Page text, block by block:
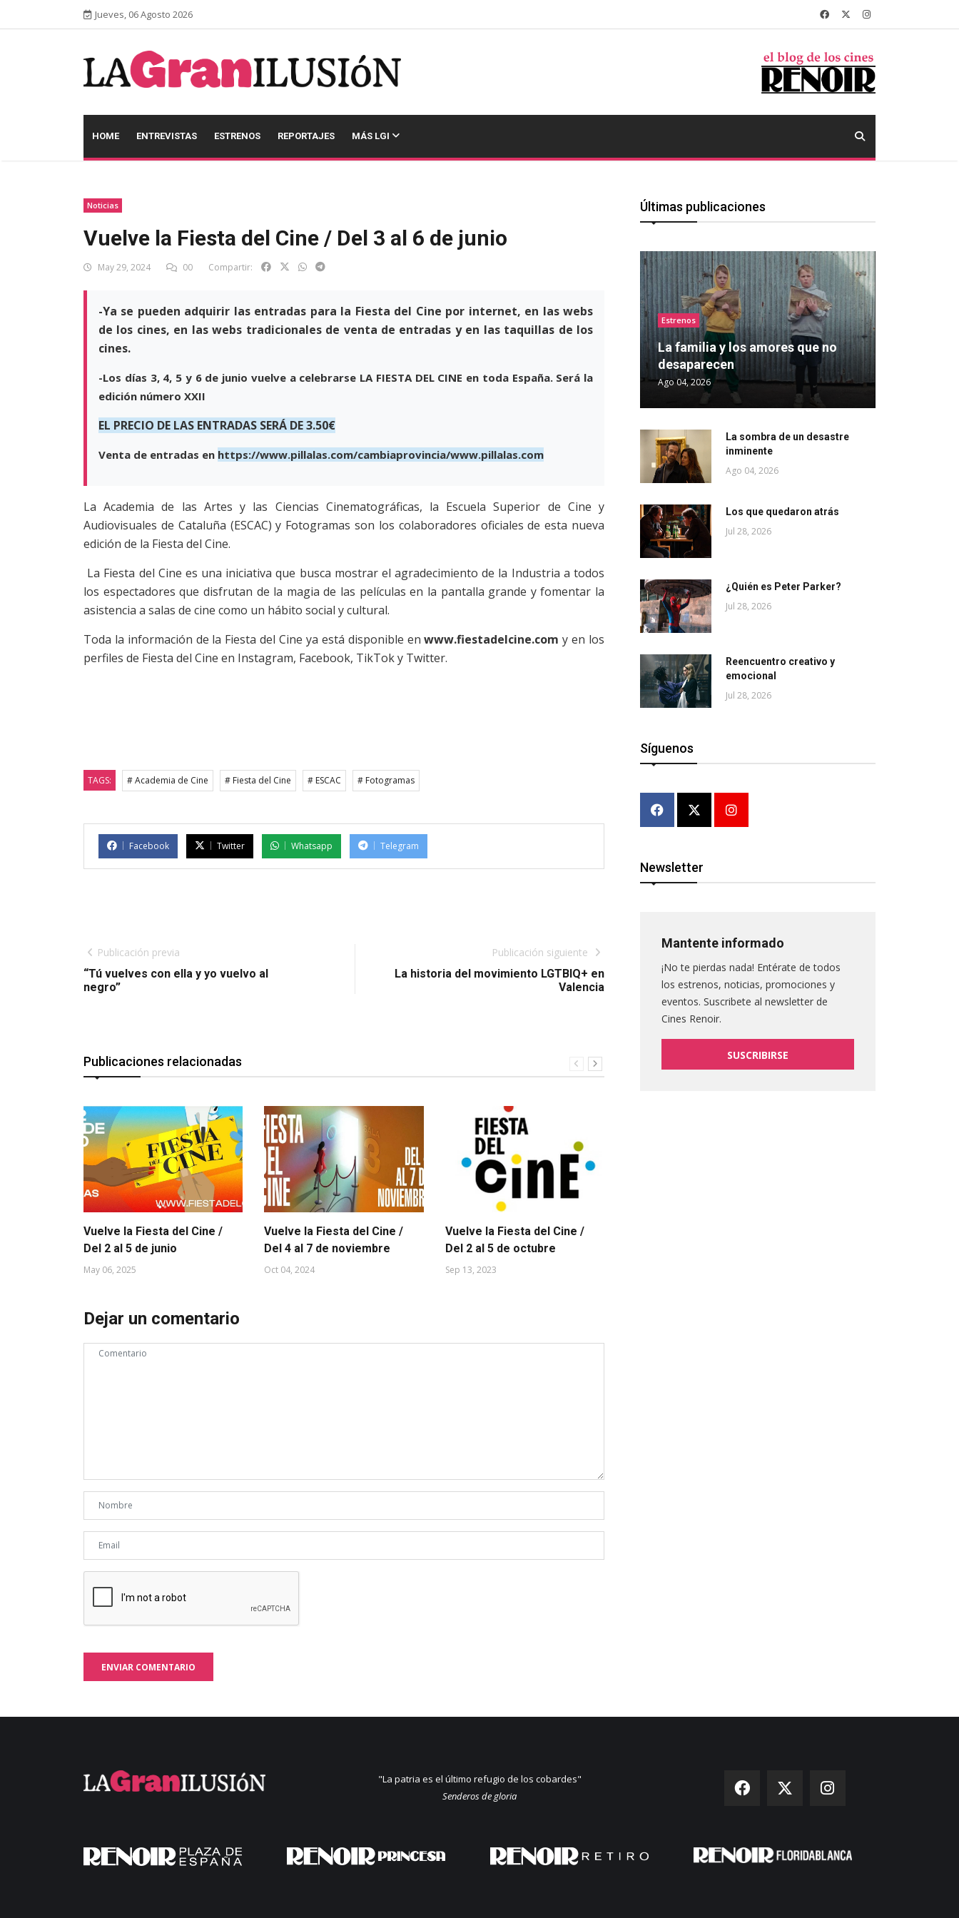
Jueves, 06 Agosto 2026
HOME ENTREVISTAS ESTRENOS REPORTAJES MÁS LGI
Noticias
Vuelve la Fiesta del Cine / Del 3 al 6 de junio
May 29, 2024 00 Compartir:
-Ya se pueden adquirir las entradas para la Fiesta del Cine por internet, en las webs
de los cines, en las webs tradicionales de venta de entradas y en las taquillas de los
cines.
-Los días 3, 4, 5 y 6 de junio vuelve a celebrarse LA FIESTA DEL CINE en toda España. Será la
edición número XXII
EL PRECIO DE LAS ENTRADAS SERÁ DE 3.50€
Venta de entradas en https://www.pillalas.com/cambiaprovincia/www.pillalas.com
La Academia de las Artes y las Ciencias Cinematográficas, la Escuela Superior de Cine y
Audiovisuales de Cataluña (ESCAC) y Fotogramas son los colaboradores oficiales de esta nueva
edición de la Fiesta del Cine.
La Fiesta del Cine es una iniciativa que busca mostrar el agradecimiento de la Industria a todos
los espectadores que disfrutan de la magia de las películas en la pantalla grande y fomentar la
asistencia a salas de cine como un hábito social y cultural.
Toda la información de la Fiesta del Cine ya está disponible enwww.fiestadelcine.com y en los
perfiles de Fiesta del Cine en Instagram, Facebook, TikTok y Twitter.
TAGS: # Academia de Cine # Fiesta del Cine # ESCAC # Fotogramas
Facebook Twitter Whatsapp Telegram
Publicación previa
“Tú vuelves con ella y yo vuelvo al
negro”
Publicación siguiente
La historia del movimiento LGTBIQ+ en
Valencia
Publicaciones relacionadas
Vuelve la Fiesta del Cine /
Del 2 al 5 de junio
May 06, 2025
Vuelve la Fiesta del Cine /
Del 4 al 7 de noviembre
Oct 04, 2024
Vuelve la Fiesta del Cine /
Del 2 al 5 de octubre
Sep 13, 2023
Dejar un comentario
ENVIAR COMENTARIO
Últimas publicaciones
Estrenos
La familia y los amores que no
desaparecen
Ago 04, 2026
La sombra de un desastre
inminente
Ago 04, 2026
Los que quedaron atrás
Jul 28, 2026
¿Quién es Peter Parker?
Jul 28, 2026
Reencuentro creativo y
emocional
Jul 28, 2026
Síguenos
Newsletter
Mantente informado
¡No te pierdas nada! Entérate de todos
los estrenos, noticias, promociones y
eventos. Suscribete al newsletter de
Cines Renoir.
SUSCRIBIRSE
"La patria es el último refugio de los cobardes"
Senderos de gloria